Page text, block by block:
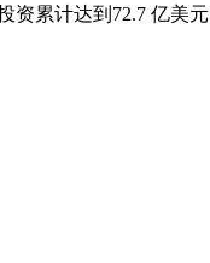
资累计达到72.7 亿美